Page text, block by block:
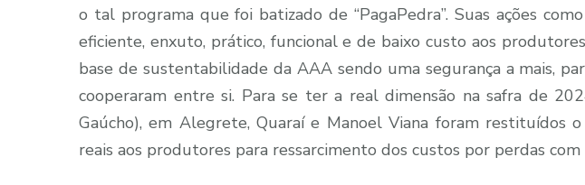
o tal programa que foi batizado de “PagaPedra”. Suas ações
eficiente, enxuto, prático, funcional e de baixo custo aos
base de sustentabilidade da AAA sendo uma segurança a mais,
cooperaram entre si. Para se ter a real dimensão na safra de
Gaúcho), em Alegrete, Quaraí e Manoel Viana foram restituídos
reais aos produtores para ressarcimento dos custos por perdas com